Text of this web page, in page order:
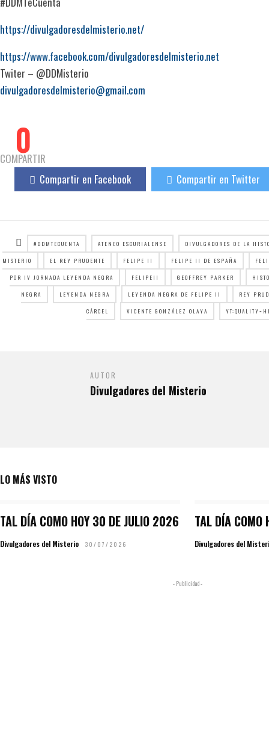
https://divulgadoresdelmisterio.net/
https://www.facebook.com/divulgadoresdelmisterio.net
Twiter – @DDMisterio
divulgadoresdelmisterio@gmail.com
0
COMPARTIR
Compartir en Facebook
Compartir en Twitter
#DDMTECUENTA ATENEO ESCURIALENSE
DIVULGADORES DE LA
MISTERIO
EL REY PRUDENTE FELIPE II FELIPE II DE ESPAÑA
POR IV JORNADA LEYENDA NEGRA
FELIPEII GEOFFREY PARKER
NEGRA
LEYENDA NEGRA LEYENDA NEGRA DE FELIPE II
REY
CÁRCEL
VICENTE GONZÁLEZ OLAYA
AUTOR
Divulgadores del Misterio
LO MÁS VISTO
TAL DÍA COMO HOY 30 DE JULIO 2026
Divulgadores del Misterio 30/07/2026
TAL DÍA
Divulgadores del
- Publicidad -